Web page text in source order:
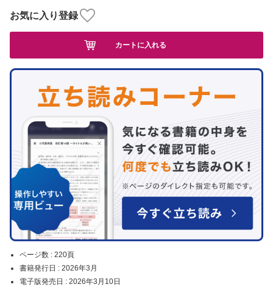
ページ数 : 220頁
書籍発行日 : 2026年3月
電子版発売日 : 2026年3月10日
お気に入り登録
カートに入れる